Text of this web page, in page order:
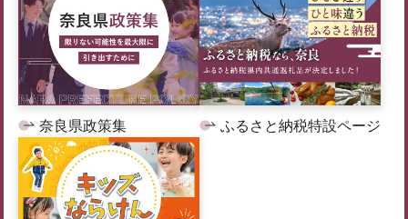
奈良県政策集 ふるさと納税特設ページ